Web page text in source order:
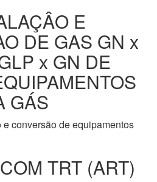
E
DE GAS GN x
x GN DE
GÁS
conversão de equipamentos
TRT (ART)